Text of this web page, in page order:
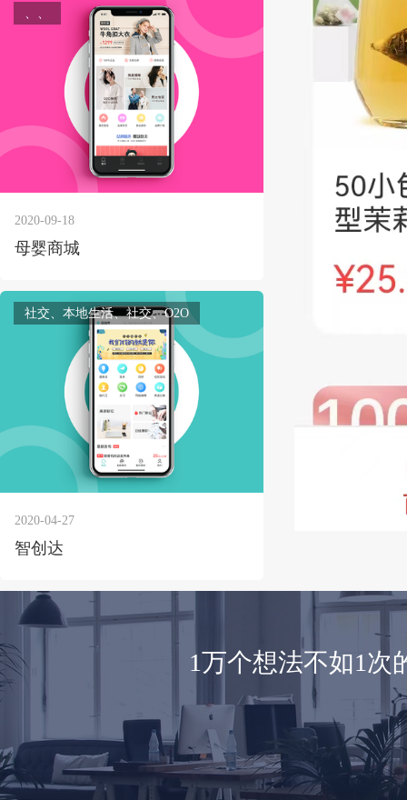
、、
2020-09-18
母婴商城
社交、本地生活、社交、O2O
2020-04-27
智创达
1万个想法不如1次